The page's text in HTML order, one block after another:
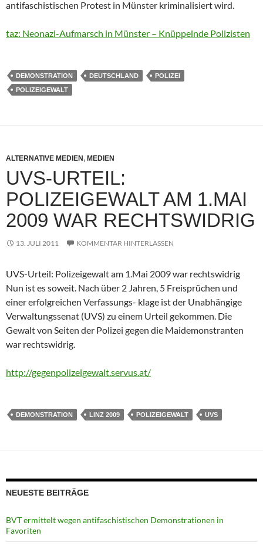
antifaschistischen Protest in Münster kriminalisiert wird.
taz: Neonazi-Aufmarsch in Münster – Knüppelnde Polizisten
DEMONSTRATION DEUTSCHLAND
POLIZEI
POLIZEIGEWALT
ALTERNATIVE MEDIEN , MEDIEN
UVS-URTEIL:
POLIZEIGEWALT AM 1.MAI
2009 WAR RECHTSWIDRIG
13. JULI 2011 KOMMENTAR HINTERLASSEN
UVS-Urteil: Polizeigewalt am 1.Mai 2009 war rechtswidrig
Nun ist es soweit. Nach über 2 Jahren, 5 Freisprüchen und
einer erfolgreichen Verfassungs- klage ist der Unabhängige
Verwaltungssenat (UVS) zu einem Urteil gekommen. Die
Gewalt von Seiten der Polizei gegen die Maidemonstranten
war rechtswidrig.
http://gegenpolizeigewalt.servus.at/
DEMONSTRATION LINZ 2009 POLIZEIGEWALT UVS
NEUESTE BEITRÄGE
BVT ermittelt wegen antifaschistischen Demonstrationen in
Favoriten